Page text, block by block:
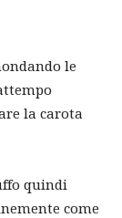
le
la carota
quindi
come